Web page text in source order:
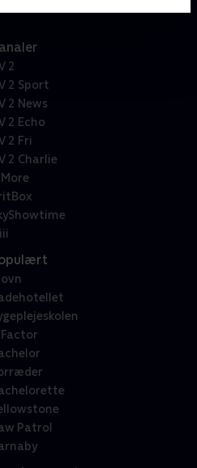
2
2 Sport
2 News
2 Echo
2 Fri
2 Charlie
More
Factor
Patrol